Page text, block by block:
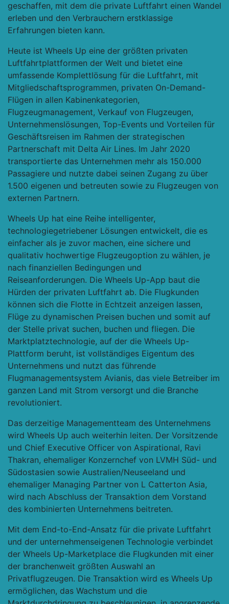
geschaffen, mit dem die private Luftfahrt einen Wandel
erleben und den Verbrauchern erstklassige
Erfahrungen bieten kann.
Heute ist Wheels Up eine der größten privaten
Luftfahrtplattformen der Welt und bietet eine
umfassende Komplettlösung für die Luftfahrt, mit
Mitgliedschaftsprogrammen, privaten On-Demand-
Flügen in allen Kabinenkategorien,
Flugzeugmanagement, Verkauf von Flugzeugen,
Unternehmenslösungen, Top-Events und Vorteilen für
Geschäftsreisen im Rahmen der strategischen
Partnerschaft mit Delta Air Lines. Im Jahr 2020
transportierte das Unternehmen mehr als 150.000
Passagiere und nutzte dabei seinen Zugang zu über
1.500 eigenen und betreuten sowie zu Flugzeugen von
externen Partnern.
Wheels Up hat eine Reihe intelligenter,
technologiegetriebener Lösungen entwickelt, die es
einfacher als je zuvor machen, eine sichere und
qualitativ hochwertige Flugzeugoption zu wählen, je
nach finanziellen Bedingungen und
Reiseanforderungen. Die Wheels Up-App baut die
Hürden der privaten Luftfahrt ab. Die Flugkunden
können sich die Flotte in Echtzeit anzeigen lassen,
Flüge zu dynamischen Preisen buchen und somit auf
der Stelle privat suchen, buchen und fliegen. Die
Marktplatztechnologie, auf der die Wheels Up-
Plattform beruht, ist vollständiges Eigentum des
Unternehmens und nutzt das führende
Flugmanagementsystem Avianis, das viele Betreiber im
ganzen Land mit Strom versorgt und die Branche
revolutioniert.
Das derzeitige Managementteam des Unternehmens
wird Wheels Up auch weiterhin leiten. Der Vorsitzende
und Chief Executive Officer von Aspirational, Ravi
Thakran, ehemaliger Konzernchef von LVMH Süd- und
Südostasien sowie Australien/Neuseeland und
ehemaliger Managing Partner von L Catterton Asia,
wird nach Abschluss der Transaktion dem Vorstand
des kombinierten Unternehmens beitreten.
Mit dem End-to-End-Ansatz für die private Luftfahrt
und der unternehmenseigenen Technologie verbindet
der Wheels Up-Marketplace die Flugkunden mit einer
der branchenweit größten Auswahl an
Privatflugzeugen. Die Transaktion wird es Wheels Up
ermöglichen, das Wachstum und die